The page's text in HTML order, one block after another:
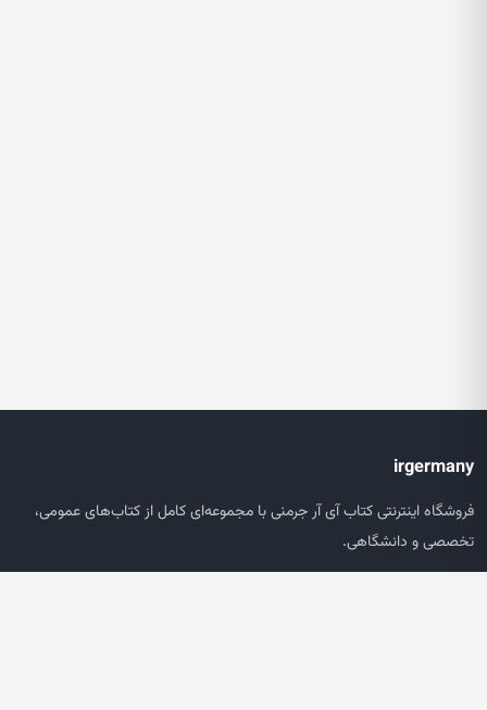
irgermany
فروشگاه اینترنتی کتاب آی آر جرمنی با مجموعه‌ای کامل از کتاب‌های عمومی،
تخصصی و دانشگاهی.